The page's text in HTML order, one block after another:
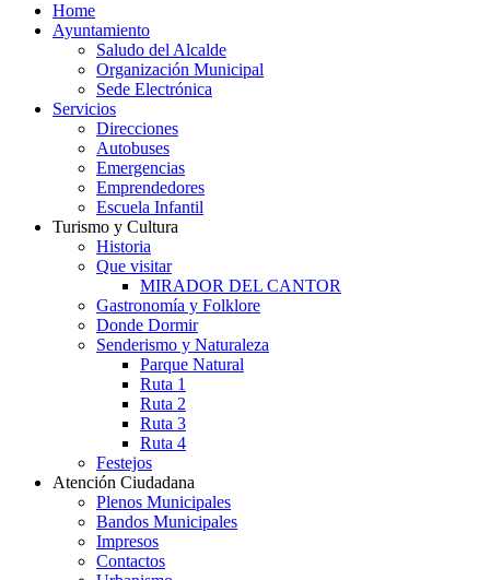
Home
Ayuntamiento
Saludo del Alcalde
Organización Municipal
Sede Electrónica
Servicios
Direcciones
Autobuses
Emergencias
Emprendedores
Escuela Infantil
Turismo y Cultura
Historia
Que visitar
MIRADOR DEL CANTOR
Gastronomía y Folklore
Donde Dormir
Senderismo y Naturaleza
Parque Natural
Ruta 1
Ruta 2
Ruta 3
Ruta 4
Festejos
Atención Ciudadana
Plenos Municipales
Bandos Municipales
Impresos
Contactos